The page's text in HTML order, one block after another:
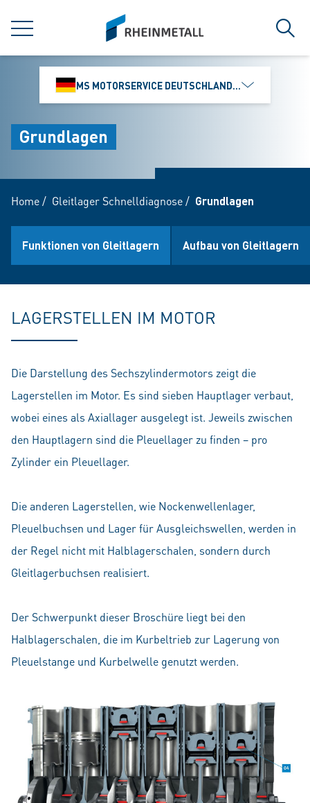
MENÜ
siteLogo
MS MOTORSERVICE DEUTSCHLAND GMBH
Grundlagen
Home/ Gleitlager Schnelldiagnose/ Grundlagen
Funktionen von Gleitlagern Aufbau von Gleitlagern
LAGERSTELLEN IM MOTOR
Die Darstellung des Sechszylindermotors zeigt die
Lagerstellen im Motor. Es sind sieben Hauptlager verbaut,
wobei eines als Axiallager ausgelegt ist. Jeweils zwischen
den Hauptlagern sind die Pleuellager zu finden – pro
Zylinder ein Pleuellager.
Die anderen Lagerstellen, wie Nockenwellenlager,
Pleuelbuchsen und Lager für Ausgleichswellen, werden in
der Regel nicht mit Halblagerschalen, sondern durch
Gleitlagerbuchsen realisiert.
Der Schwerpunkt dieser Broschüre liegt bei den
Halblagerschalen, die im Kurbeltrieb zur Lagerung von
Pleuelstange und Kurbelwelle genutzt werden.